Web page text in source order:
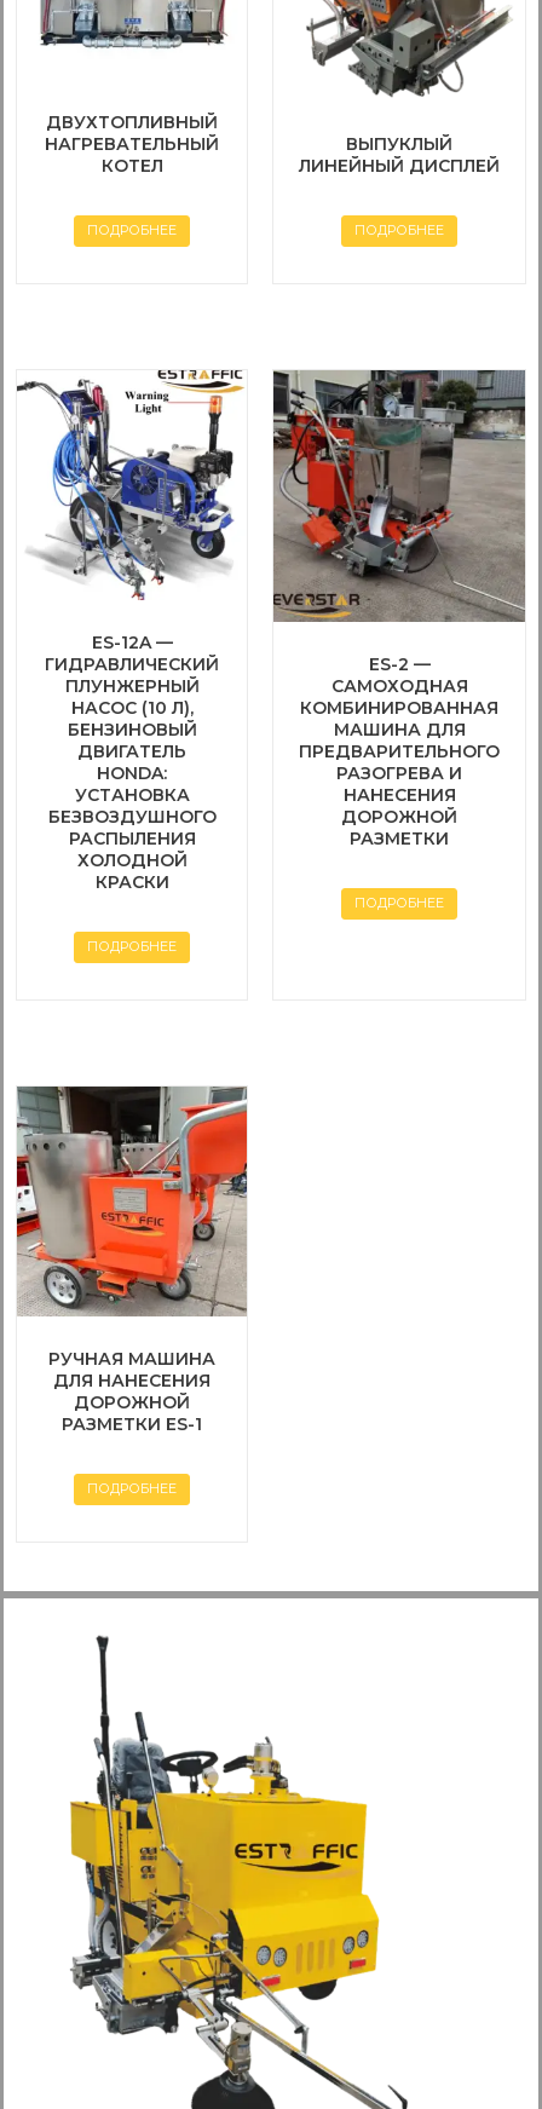
ДВУХТОПЛИВНЫЙ
НАГРЕВАТЕЛЬНЫЙ
КОТЕЛ
ПОДРОБНЕЕ
ВЫПУКЛЫЙ
ЛИНЕЙНЫЙ ДИСПЛЕЙ
ПОДРОБНЕЕ
ES-12A —
ГИДРАВЛИЧЕСКИЙ
ПЛУНЖЕРНЫЙ
НАСОС (10 Л),
БЕНЗИНОВЫЙ
ДВИГАТЕЛЬ
HONDA:
УСТАНОВКА
БЕЗВОЗДУШНОГО
РАСПЫЛЕНИЯ
ХОЛОДНОЙ
КРАСКИ
ПОДРОБНЕЕ
ES-2 —
САМОХОДНАЯ
КОМБИНИРОВАННАЯ
МАШИНА ДЛЯ
ПРЕДВАРИТЕЛЬНОГО
РАЗОГРЕВА И
НАНЕСЕНИЯ
ДОРОЖНОЙ
РАЗМЕТКИ
ПОДРОБНЕЕ
РУЧНАЯ МАШИНА
ДЛЯ НАНЕСЕНИЯ
ДОРОЖНОЙ
РАЗМЕТКИ ES-1
ПОДРОБНЕЕ